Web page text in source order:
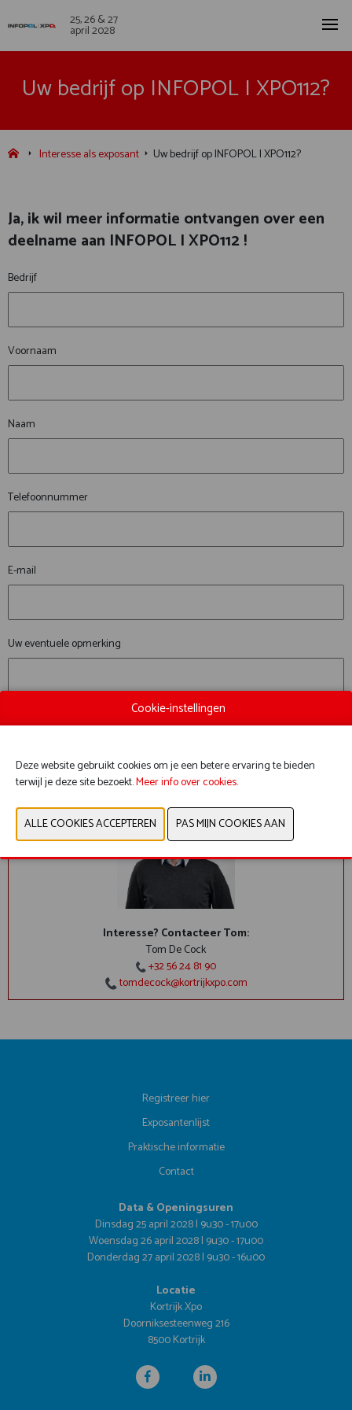
25, 26 & 27
april 2028
Uw bedrijf op INFOPOL I XPO112?
Interesse als exposant Uw bedrijf op INFOPOL I XPO112?
Ja, ik wil meer informatie ontvangen over een
deelname aan INFOPOL I XPO112 !
Bedrijf
Voornaam
Naam
Telefoonnummer
E-mail
Uw eventuele opmerking
Interesse? Contacteer Tom:
Tom De Cock
+32 56 24 81 90
tomdecock@kortrijkxpo.com
Registreer hier
Exposantenlijst
Praktische informatie
Contact
Data & Openingsuren
Dinsdag 25 april 2028 | 9u30 - 17u00
Woensdag 26 april 2028 | 9u30 - 17u00
Donderdag 27 april 2028 | 9u30 - 16u00
Locatie
Kortrijk Xpo
Doorniksesteenweg 216
8500 Kortrijk
Cookie-instellingen
Deze website gebruikt cookies om je een betere ervaring te bieden
terwijl je deze site bezoekt.Meer info over cookies.